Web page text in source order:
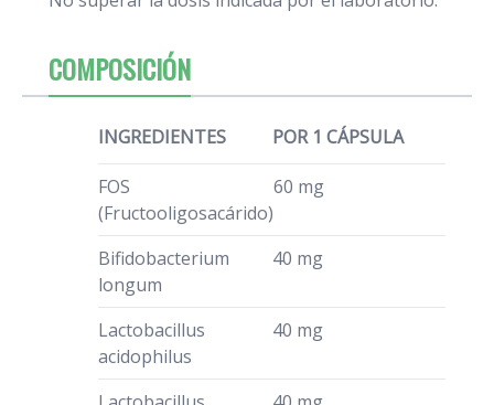
COMPOSICIÓN
INGREDIENTES POR 1 CÁPSULA
FOS
(Fructooligosacárido)
60 mg
Bifidobacterium
longum
40 mg
Lactobacillus
acidophilus
40 mg